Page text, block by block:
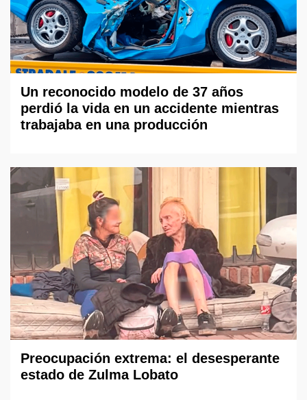
Un reconocido modelo de 37 años
perdió la vida en un accidente mientras
trabajaba en una producción
Preocupación extrema: el desesperante
estado de Zulma Lobato